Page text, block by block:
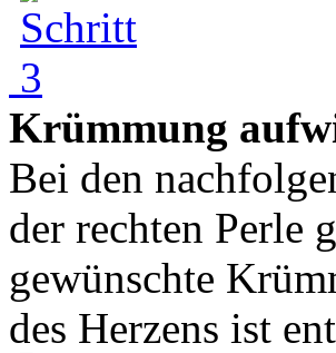
Krümmung
Bei den
der rechten Perle
gewünschte
des Herzens ist